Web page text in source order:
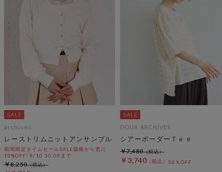
archives
レーストリムニットアンサンブル
期間限定タイムセールSALE価格から更に
10%OFF! 8/10 10:00まで
￥8,250
DOUX ARCHIVES
シアーボーダーＴｅｅ
￥3,740 50％OFF
￥7,480